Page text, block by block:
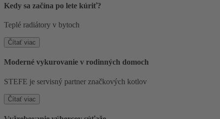
Kedy sa začína po lete kúriť?
Teplé radiátory v bytoch
Čítať viac
Moderné vykurovanie v rodinných domoch
STEFE je servisný partner značkových kotlov
Čítať viac